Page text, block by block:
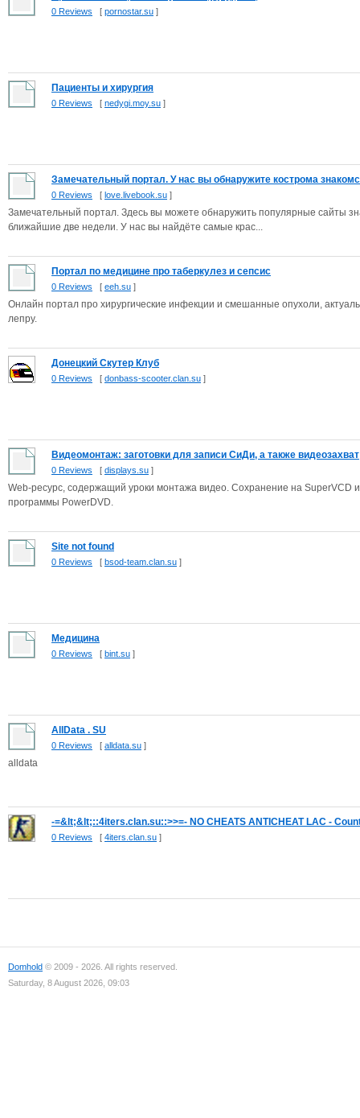
0 Reviews [ pornostar.su ]
Пациенты и хирургия
0 Reviews [ nedygi.moy.su ]
Замечательный портал. У нас вы обнаружите кострома
0 Reviews [ love.livebook.su ]
Замечательный портал. Здесь вы можете обнаружить популярные сайты
ближайшие две недели. У нас вы найдёте самые крас...
Портал по медицине про таберкулез и сепсис
0 Reviews [ eeh.su ]
Онлайн портал про хирургические инфекции и смешанные опухоли,
лепру.
Донецкий Скутер Клуб
0 Reviews [ donbass-scooter.clan.su ]
Видеомонтаж: заготовки для записи СиДи, а также видеозахват
0 Reviews [ displays.su ]
Web-ресурс, содержащий уроки монтажа видео. Сохранение на
программы PowerDVD.
Site not found
0 Reviews [ bsod-team.clan.su ]
Медицина
0 Reviews [ bint.su ]
AllData . SU
0 Reviews [ alldata.su ]
alldata
-=&lt;&lt;::4iters.clan.su::>>=- NO CHEATS ANTICHEAT LAC -
0 Reviews [ 4iters.clan.su ]
Domhold © 2009 - 2026. All rights reserved.
Saturday, 8 August 2026, 09:03